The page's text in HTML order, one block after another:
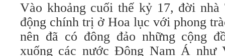
Vào khoảng cuối thế kỷ 17, đời nhà
động chính trị ở Hoa lục với phong
nên đã có đông đảo những cộng
xuống các nước Đông Nam Á như